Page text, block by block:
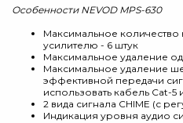
Особенности NEVOD MPS-630
Максимальное
усилителю - 6 штук
Максимальное удаление
Максимальное удаление
эффективной передачи
использовать кабель Cat-5
2 вида сигнала CHIME (с
Индикация уровня аудио